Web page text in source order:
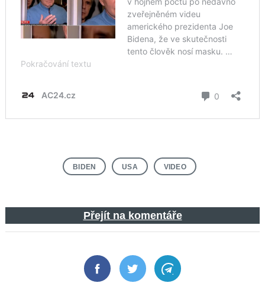
BIDEN USA VIDEO
Přejít na komentáře
FacebookTwitter Telegram